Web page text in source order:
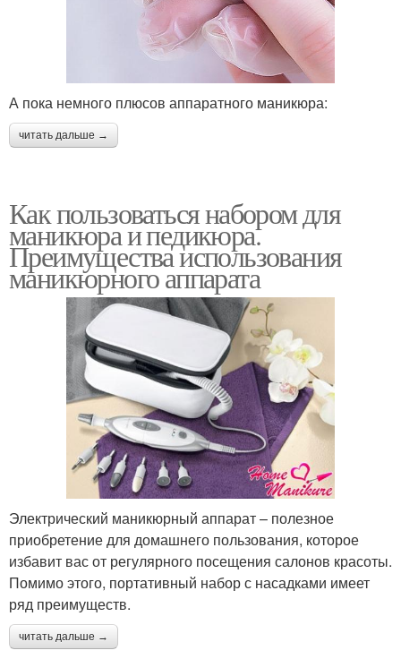
А пока немного плюсов аппаратного маникюра:
читать дальше →
Как пользоваться набором для
маникюра и педикюра.
Преимущества использования
маникюрного аппарата
Электрический маникюрный аппарат – полезное
приобретение для домашнего пользования, которое
избавит вас от регулярного посещения салонов красоты.
Помимо этого, портативный набор с насадками имеет
ряд преимуществ.
читать дальше →